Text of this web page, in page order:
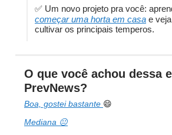
✅ Um novo projeto pra você:
começar uma horta em casa e
cultivar os principais temperos.
O que você achou dessa
PrevNews?
Boa, gostei bastante 😄
Mediana 😐